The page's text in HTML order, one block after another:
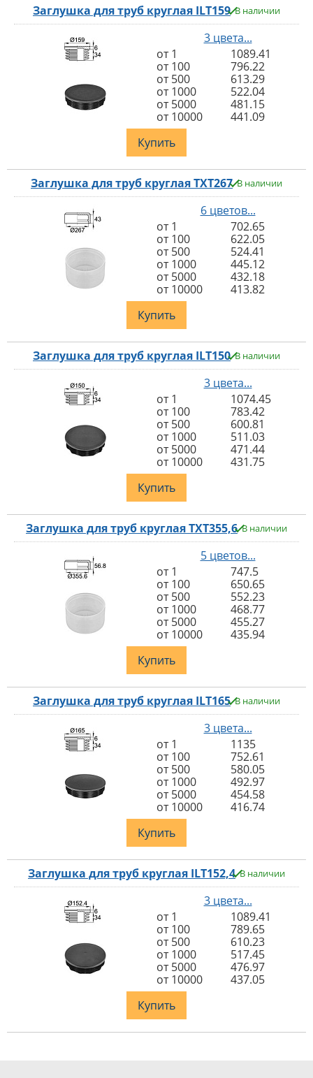
Заглушка для труб круглая ILT159 В наличии
3 цвета...
от 1
1089.41
от 100
796.22
от 500
613.29
от 1000
522.04
от 5000
481.15
от 10000
441.09
Купить
Заглушка для труб круглая TXT267 В наличии
6 цветов...
от 1
702.65
от 100
622.05
от 500
524.41
от 1000
445.12
от 5000
432.18
от 10000
413.82
Купить
Заглушка для труб круглая ILT150 В наличии
3 цвета...
от 1
1074.45
от 100
783.42
от 500
600.81
от 1000
511.03
от 5000
471.44
от 10000
431.75
Купить
Заглушка для труб круглая TXT355,6 В наличии
5 цветов...
от 1
747.5
от 100
650.65
от 500
552.23
от 1000
468.77
от 5000
455.27
от 10000
435.94
Купить
Заглушка для труб круглая ILT165 В наличии
3 цвета...
от 1
1135
от 100
752.61
от 500
580.05
от 1000
492.97
от 5000
454.58
от 10000
416.74
Купить
Заглушка для труб круглая ILT152,4 В наличии
3 цвета...
от 1
1089.41
от 100
789.65
от 500
610.23
от 1000
517.45
от 5000
476.97
от 10000
437.05
Купить